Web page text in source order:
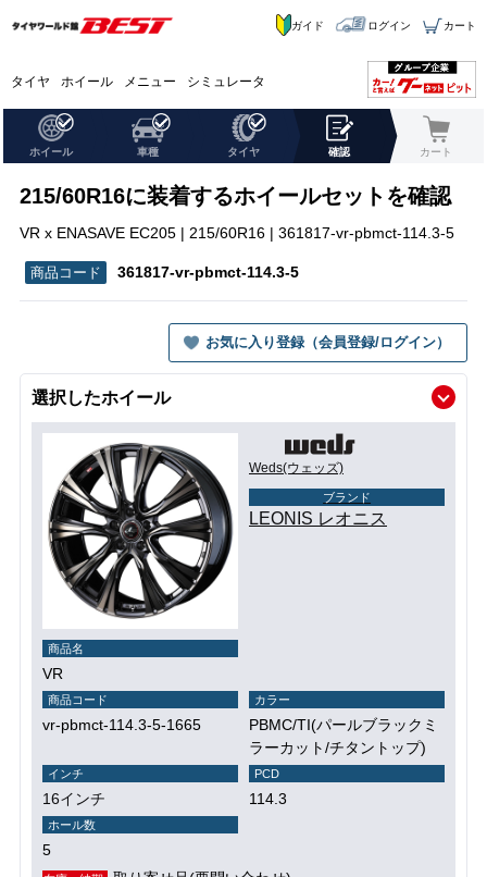
タイヤ ホイール メニュー シミュレータ
ガイド ログイン カート
ホイール 車種 タイヤ 確認 カート
215/60R16に装着するホイールセットを確認
VR x ENASAVE EC205 | 215/60R16 | 361817-vr-pbmct-114.3-5
361817-vr-pbmct-114.3-5
お気に入り登録（会員登録/ログイン）
選択したホイール
Weds(ウェッズ)
ブランド
LEONIS レオニス
商品名
VR
商品コード
vr-pbmct-114.3-5-1665
カラー
PBMC/TI(パールブラックミ
ラーカット/チタントップ)
インチ
16インチ
PCD
114.3
ホール数
5